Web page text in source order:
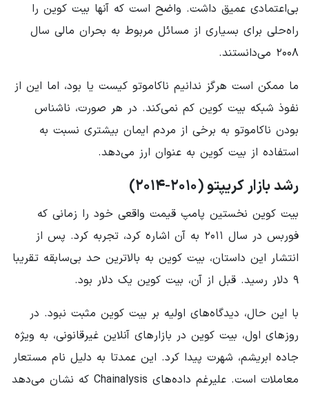
بی‌اعتمادی عمیق داشت. واضح است که آنها بیت کوین را
راه‌حلی برای بسیاری از مسائل مربوط به بحران مالی سال
۲۰۰۸ می‌دانستند.
ما ممکن است هرگز ندانیم ناکاموتو کیست یا بود، اما این از
نفوذ شبکه بیت کوین کم نمی‌کند. در هر صورت، ناشناس
بودن ناکاموتو به برخی از مردم ایمان بیشتری نسبت به
استفاده از بیت کوین به عنوان ارز می‌دهد.
رشد بازار کریپتو (۲۰۱۰-۲۰۱۴)
بیت کوین نخستین پامپ قیمت واقعی خود را زمانی که
فوربس در سال ۲۰۱۱ به آن اشاره کرد، تجربه کرد. پس از
انتشار این داستان، بیت کوین به بالاترین حد بی‌سابقه تقریبا
۹ دلار رسید. قبل از آن، بیت کوین یک دلار بود.
با این حال، دیدگاه‌های اولیه بر بیت کوین مثبت نبود. در
روزهای اول، بیت کوین در بازارهای آنلاین غیرقانونی، به ویژه
جاده ابریشم، شهرت پیدا کرد. این عمدتا به دلیل نام مستعار
معاملات است. علیرغم داده‌های Chainalysis که نشان می‌دهد